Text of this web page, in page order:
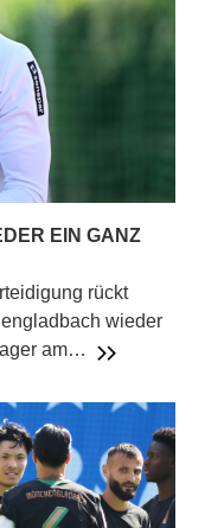
EIN GANZ
rückt
wieder
am…